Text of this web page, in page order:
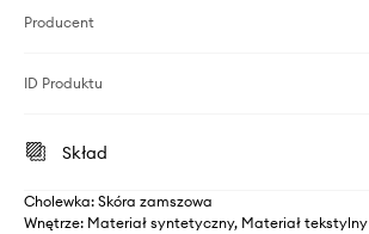
Producent
ID Produktu
Skład
Cholewka: Skóra zamszowa
Wnętrze: Materiał syntetyczny, Materiał tekstylny